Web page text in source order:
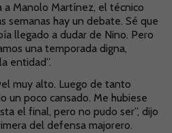
a Manolo Martínez, el técnico
semanas hay un debate. Sé que
llegado a dudar de Nino. Pero
una temporada digna,
entidad”.
muy alto. Luego de tanto
un poco cansado. Me hubiese
el final, pero no pudo ser”, dijo
del defensa majorero.